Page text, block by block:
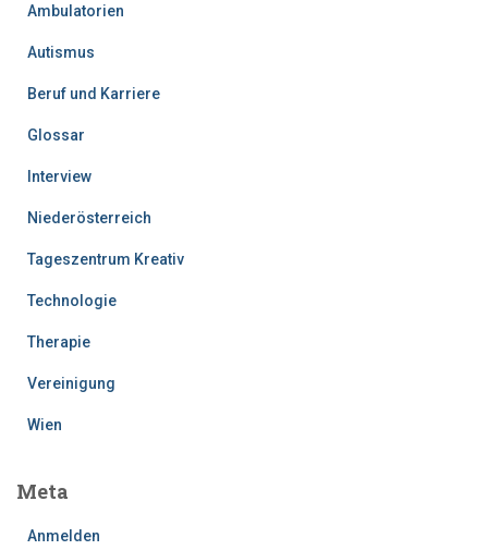
Ambulatorien
Autismus
Beruf und Karriere
Glossar
Interview
Niederösterreich
Tageszentrum Kreativ
Technologie
Therapie
Vereinigung
Wien
Meta
Anmelden